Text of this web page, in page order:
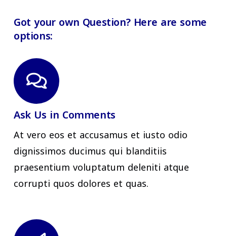
Got your own Question? Here are some
options:
Ask Us in Comments
At vero eos et accusamus et iusto odio
dignissimos ducimus qui blanditiis
praesentium voluptatum deleniti atque
corrupti quos dolores et quas.